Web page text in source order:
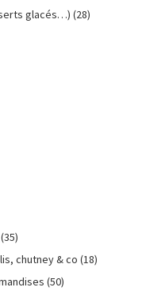
glacés…) (28)
(35)
chutney & co (18)
(50)